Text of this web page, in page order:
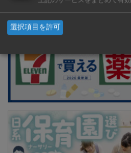
2026年版
選択項目を許可